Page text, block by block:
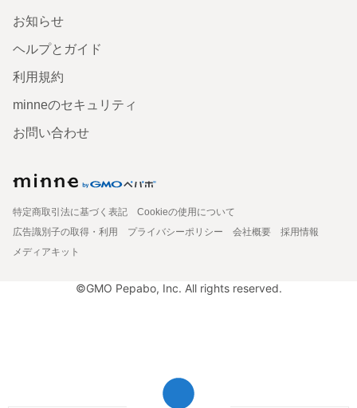
お知らせ
ヘルプとガイド
利用規約
minneのセキュリティ
お問い合わせ
特定商取引法に基づく表記
Cookieの使用について
広告識別子の取得・利用
プライバシーポリシー 会社概要
採用情報
メディアキット
©GMO Pepabo, Inc. All rights reserved.